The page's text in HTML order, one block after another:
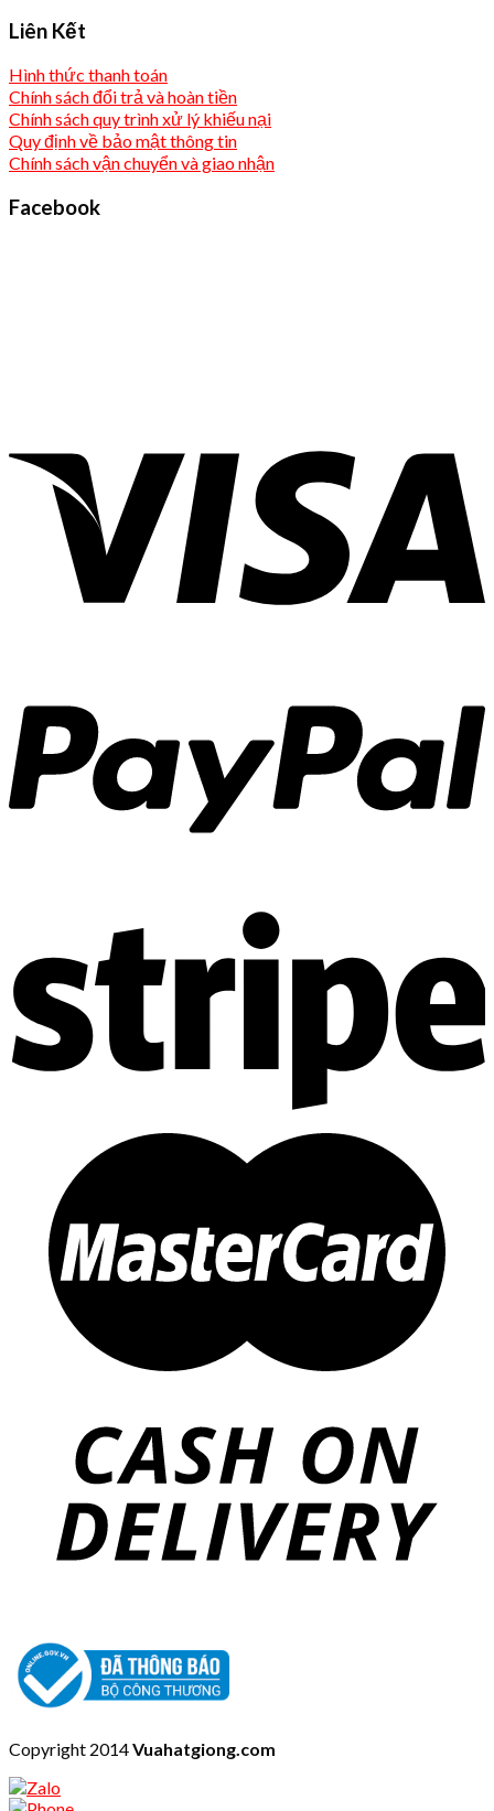
Liên Kết
Hình thức thanh toán
Chính sách đổi trả và hoàn tiền
Chính sách quy trình xử lý khiếu nại
Quy định về bảo mật thông tin
Chính sách vận chuyển và giao nhận
Facebook
Copyright 2014Vuahatgiong.com